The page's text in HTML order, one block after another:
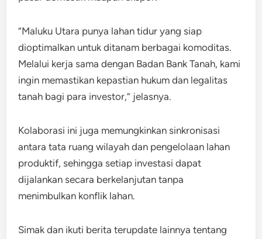
“Maluku Utara punya lahan tidur yang siap
dioptimalkan untuk ditanam berbagai komoditas.
Melalui kerja sama dengan Badan Bank Tanah, kami
ingin memastikan kepastian hukum dan legalitas
tanah bagi para investor,” jelasnya.
Kolaborasi ini juga memungkinkan sinkronisasi
antara tata ruang wilayah dan pengelolaan lahan
produktif, sehingga setiap investasi dapat
dijalankan secara berkelanjutan tanpa
menimbulkan konflik lahan.
Simak dan ikuti berita terupdate lainnya tentang